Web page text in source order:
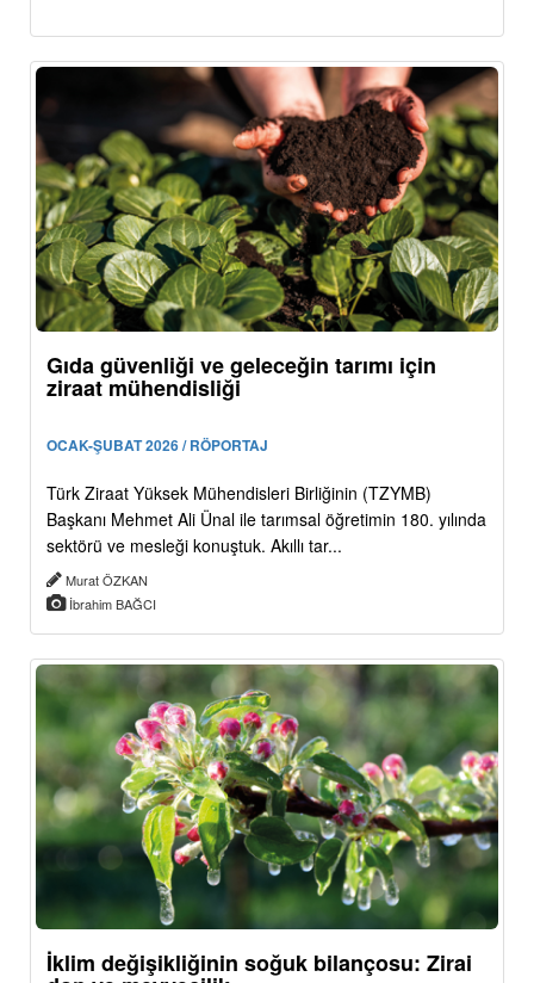
Gıda güvenliği ve geleceğin tarımı için
ziraat mühendisliği
OCAK-ŞUBAT 2026 / RÖPORTAJ
Türk Ziraat Yüksek Mühendisleri Birliğinin (TZYMB)
Başkanı Mehmet Ali Ünal ile tarımsal öğretimin 180. yılında
sektörü ve mesleği konuştuk. Akıllı tar...
Murat ÖZKAN
İbrahim BAĞCI
İklim değişikliğinin soğuk bilançosu: Zirai